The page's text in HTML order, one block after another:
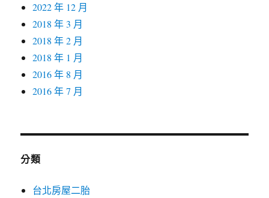
2022 年 12 月
2018 年 3 月
2018 年 2 月
2018 年 1 月
2016 年 8 月
2016 年 7 月
分類
台北房屋二胎